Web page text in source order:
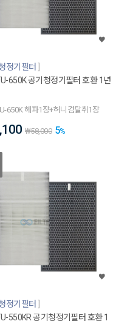
정기필터
650K 공기청정기필터 호환 1년
650K 헤파1장+허니컴탈취1장
₩58,000 5%
정기필터
550KR 공기청정기필터 호환 1